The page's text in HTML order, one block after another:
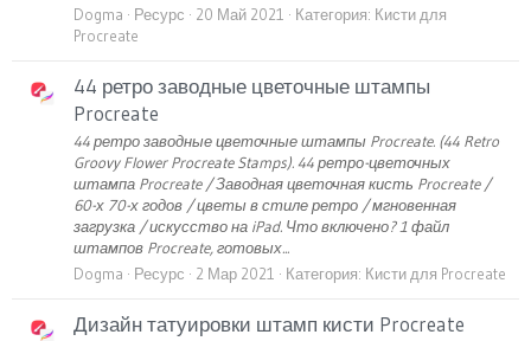
Dogma
Ресурс 20 Май 2021 Категория: Кисти для
Procreate
44 ретро заводные цветочные штампы
Procreate
44 ретро заводные цветочные штампы Procreate. (44 Retro
Groovy Flower Procreate Stamps). 44 ретро-цветочных
штампа Procreate / Заводная цветочная кисть Procreate /
60-х 70-х годов / цветы в стиле ретро / мгновенная
загрузка / искусство на iPad. Что включено? 1 файл
штампов Procreate, готовых...
Dogma
Ресурс 2 Мар 2021 Категория: Кисти для Procreate
Дизайн татуировки штамп кисти Procreate